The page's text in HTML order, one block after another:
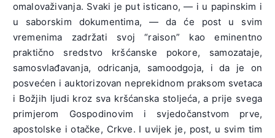
omalovaživanja. Svaki je put isticano, — i u papinskim i
u saborskim dokumentima, — da će post u svim
vremenima zadržati svoj “raison” kao eminentno
praktično sredstvo kršćanske pokore, samozataje,
samosvlađavanja, odricanja, samoodgoja, i da je on
posvećen i auktorizovan neprekidnom praksom svetaca
i Božjih ljudi kroz sva kršćanska stoljeća, a prije svega
primjerom Gospodinovim i svjedočanstvom prve,
apostolske i otačke, Crkve. I uvijek je, post, u svim tim